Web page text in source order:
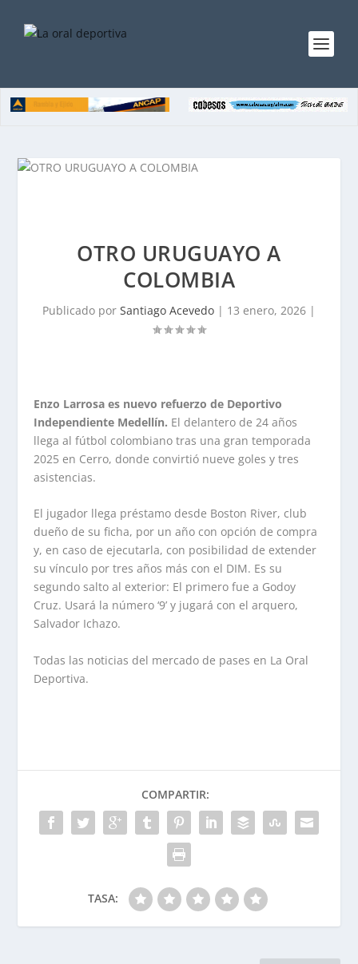
OTRO URUGUAYO A
COLOMBIA
Publicado por Santiago Acevedo | 13 enero, 2026 |
Enzo Larrosa es nuevo refuerzo de Deportivo
Independiente Medellín. El delantero de 24 años
llega al fútbol colombiano tras una gran temporada
2025 en Cerro, donde convirtió nueve goles y tres
asistencias.
El jugador llega préstamo desde Boston River, club
dueño de su ficha, por un año con opción de compra
y, en caso de ejecutarla, con posibilidad de extender
su vínculo por tres años más con el DIM. Es su
segundo salto al exterior: El primero fue a Godoy
Cruz. Usará la número ‘9’ y jugará con el arquero,
Salvador Ichazo.
Todas las noticias del mercado de pases en La Oral
Deportiva.
COMPARTIR:
TASA: